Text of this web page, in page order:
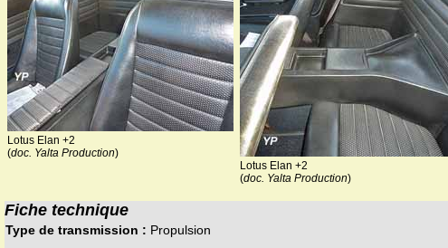
Lotus Elan +2
(doc. Yalta Production)
Lotus Elan +2
(doc. Yalta Production)
Fiche technique
Type de transmission : Propulsion